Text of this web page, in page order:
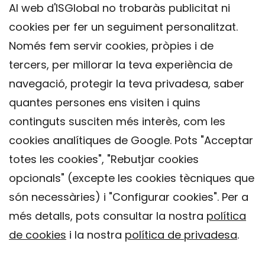
Al web d'ISGlobal no trobaràs publicitat ni
cookies per fer un seguiment personalitzat.
Només fem servir cookies, pròpies i de
tercers, per millorar la teva experiència de
navegació, protegir la teva privadesa, saber
quantes persones ens visiten i quins
continguts susciten més interès, com les
cookies analítiques de Google. Pots "Acceptar
totes les cookies", "Rebutjar cookies
opcionals" (excepte les cookies tècniques que
són necessàries) i "Configurar cookies". Per a
més detalls, pots consultar la nostra política
de cookies i la nostra política de privadesa.
Contacte
Política de privacitat
Política de Cookies